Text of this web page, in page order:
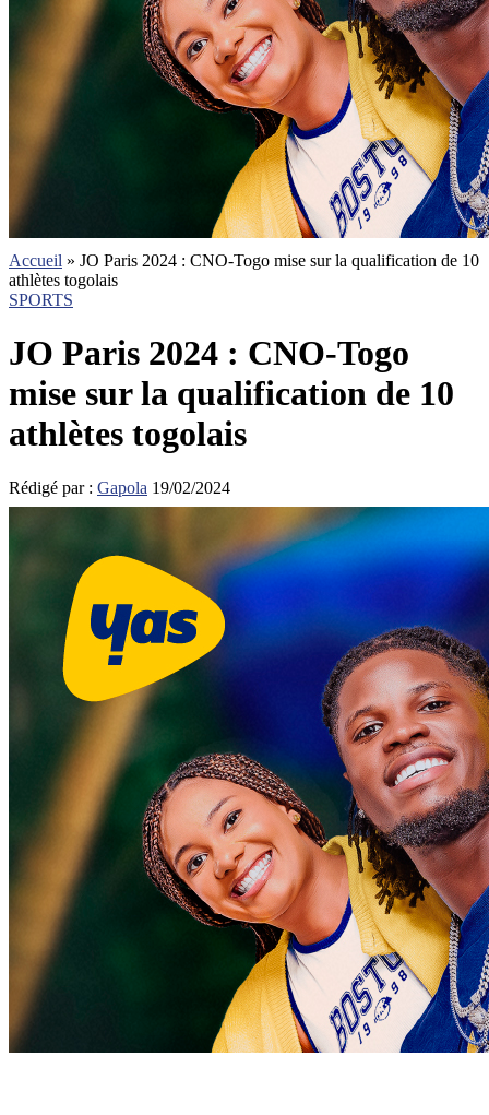
Accueil » JO Paris 2024 : CNO-Togo mise sur la qualification de 10
athlètes togolais
SPORTS
JO Paris 2024 : CNO-Togo
mise sur la qualification de 10
athlètes togolais
Rédigé par : Gapola 19/02/2024